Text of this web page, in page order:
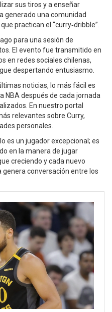
sus tiros y a enseñar
generado una comunidad
practican el “curry‑dribble”.
para una sesión de
El evento fue transmitido en
en redes sociales chilenas,
despertando entusiasmo.
noticias, lo más fácil es
NBA después de cada jornada
En nuestro portal
relevantes sobre Curry,
personales.
es un jugador excepcional; es
en la manera de jugar
creciendo y cada nuevo
conversación entre los